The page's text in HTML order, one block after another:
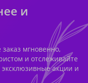
и
мгновенно,
и отслеживайте
эксклюзивные акции и